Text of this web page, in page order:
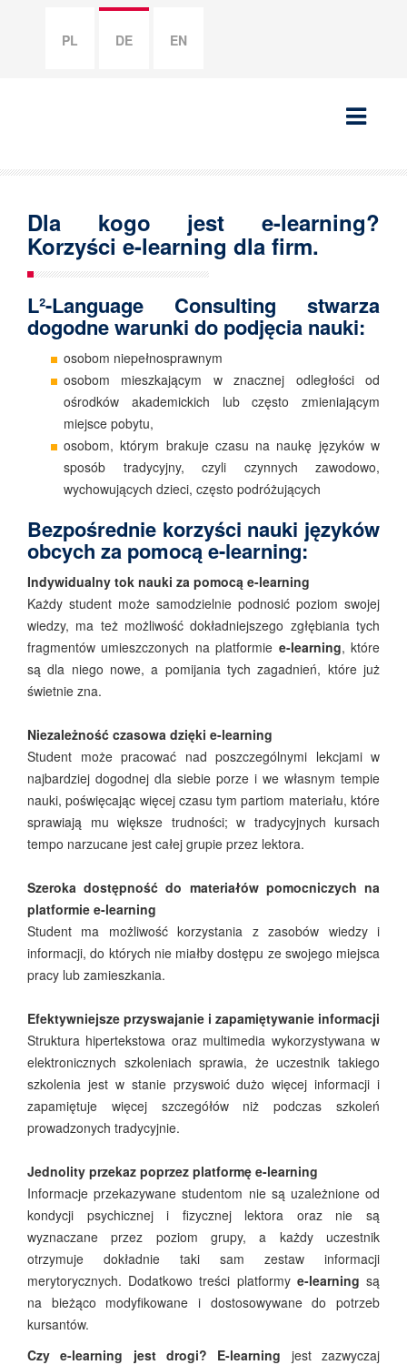
PL DE EN
Dla kogo jest e-learning?
Korzyści e-learning dla firm.
L²-Language Consulting stwarza
dogodne warunki do podjęcia nauki:
osobom niepełnosprawnym
osobom mieszkającym w znacznej odległości od
ośrodków akademickich lub często zmieniającym
miejsce pobytu,
osobom, którym brakuje czasu na naukę języków w
sposób tradycyjny, czyli czynnych zawodowo,
wychowujących dzieci, często podróżujących
Bezpośrednie korzyści nauki języków
obcych za pomocą e-learning:
Indywidualny tok nauki za pomocą e-learning
Każdy student może samodzielnie podnosić poziom swojej
wiedzy, ma też możliwość dokładniejszego zgłębiania tych
fragmentów umieszczonych na platformie e-learning, które
są dla niego nowe, a pomijania tych zagadnień, które już
świetnie zna.
Niezależność czasowa dzięki e-learning
Student może pracować nad poszczególnymi lekcjami w
najbardziej dogodnej dla siebie porze i we własnym tempie
nauki, poświęcając więcej czasu tym partiom materiału, które
sprawiają mu większe trudności; w tradycyjnych kursach
tempo narzucane jest całej grupie przez lektora.
Szeroka dostępność do materiałów pomocniczych na
platformie e-learning
Student ma możliwość korzystania z zasobów wiedzy i
informacji, do których nie miałby dostępu ze swojego miejsca
pracy lub zamieszkania.
Efektywniejsze przyswajanie i zapamiętywanie informacji
Struktura hipertekstowa oraz multimedia wykorzystywana w
elektronicznych szkoleniach sprawia, że uczestnik takiego
szkolenia jest w stanie przyswoić dużo więcej informacji i
zapamiętuje więcej szczegółów niż podczas szkoleń
prowadzonych tradycyjnie.
Jednolity przekaz poprzez platformę e-learning
Informacje przekazywane studentom nie są uzależnione od
kondycji psychicznej i fizycznej lektora oraz nie są
wyznaczane przez poziom grupy, a każdy uczestnik
otrzymuje dokładnie taki sam zestaw informacji
merytorycznych. Dodatkowo treści platformy e-learning są
na bieżąco modyfikowane i dostosowywane do potrzeb
kursantów.
Czy e-learning jest drogi?
E-learning jest zazwyczaj